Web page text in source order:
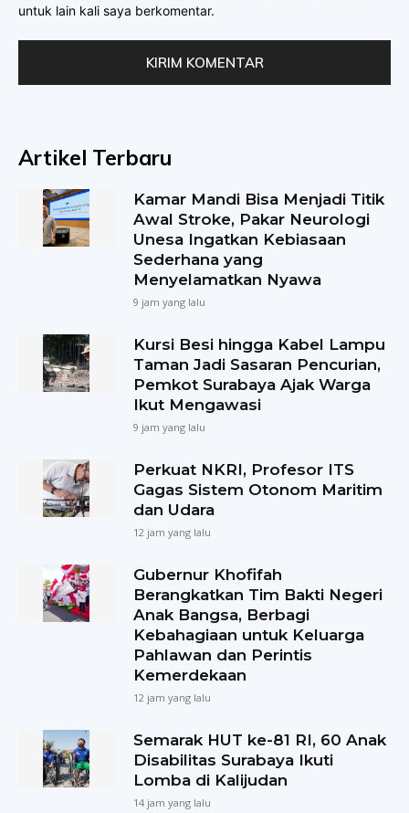
untuk lain kali saya berkomentar.
Artikel Terbaru
Kamar Mandi Bisa Menjadi Titik
Awal Stroke, Pakar Neurologi
Unesa Ingatkan Kebiasaan
Sederhana yang
Menyelamatkan Nyawa
9 jam yang lalu
Kursi Besi hingga Kabel Lampu
Taman Jadi Sasaran Pencurian,
Pemkot Surabaya Ajak Warga
Ikut Mengawasi
9 jam yang lalu
Perkuat NKRI, Profesor ITS
Gagas Sistem Otonom Maritim
dan Udara
12 jam yang lalu
Gubernur Khofifah
Berangkatkan Tim Bakti Negeri
Anak Bangsa, Berbagi
Kebahagiaan untuk Keluarga
Pahlawan dan Perintis
Kemerdekaan
12 jam yang lalu
Semarak HUT ke-81 RI, 60 Anak
Disabilitas Surabaya Ikuti
Lomba di Kalijudan
14 jam yang lalu